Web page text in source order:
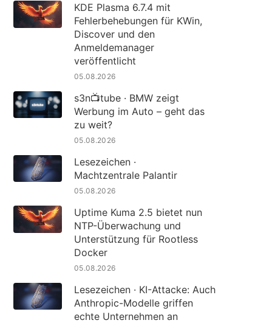
KDE Plasma 6.7.4 mit
Fehlerbehebungen für KWin,
Discover und den
Anmeldemanager
veröffentlicht
05.08.2026
s3n📺tube · BMW zeigt
Werbung im Auto – geht das
zu weit?
05.08.2026
Lesezeichen ·
Machtzentrale Palantir
05.08.2026
Uptime Kuma 2.5 bietet nun
NTP-Überwachung und
Unterstützung für Rootless
Docker
05.08.2026
Lesezeichen · KI-Attacke: Auch
Anthropic-Modelle griffen
echte Unternehmen an